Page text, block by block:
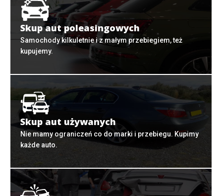
Skup aut poleasingowych
Samochody kilkuletnie i z małym przebiegiem, też
kupujemy.
Skup aut używanych
Nie mamy ograniczeń co do marki i przebiegu. Kupimy
każde auto.